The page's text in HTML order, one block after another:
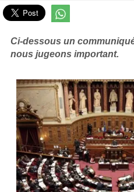
Ci-dessous un
nous jugeons important.